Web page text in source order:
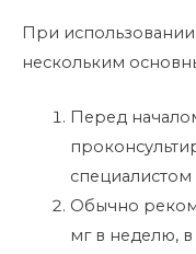
При
нескольким
Перед
специалистом
Обычно
мг в неделю,